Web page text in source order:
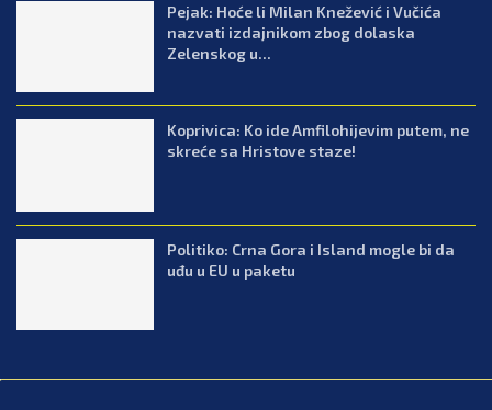
Pejak: Hoće li Milan Knežević i Vučića
nazvati izdajnikom zbog dolaska
Zelenskog u...
Koprivica: Ko ide Amfilohijevim putem, ne
skreće sa Hristove staze!
Politiko: Crna Gora i Island mogle bi da
uđu u EU u paketu